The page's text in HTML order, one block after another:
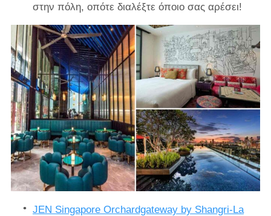
στην πόλη, οπότε διαλέξτε όποιο σας αρέσει!
JEN Singapore Orchardgateway by Shangri-La